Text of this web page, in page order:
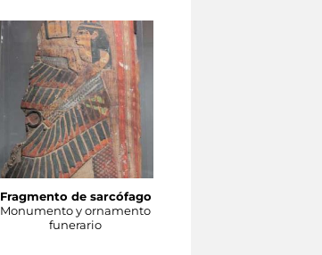
Fragmento de sarcófago
Monumento y ornamento
funerario